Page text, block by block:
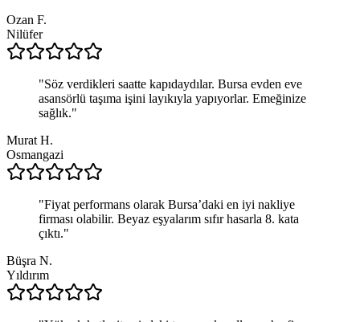
Ozan F.
Nilüfer
"Söz verdikleri saatte kapıdaydılar. Bursa evden eve
asansörlü taşıma işini layıkıyla yapıyorlar. Emeğinize
sağlık."
Murat H.
Osmangazi
"Fiyat performans olarak Bursa’daki en iyi nakliye
firması olabilir. Beyaz eşyalarım sıfır hasarla 8. kata
çıktı."
Büşra N.
Yıldırım